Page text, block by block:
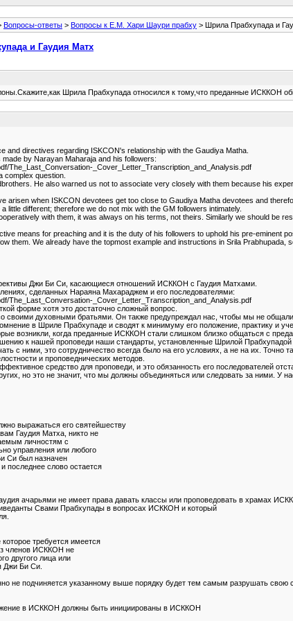
Вопросы-ответы > Вопросы к Е.М. Хари Шаури прабху > Шрила Прабхупада и
и Гаудия Матх
Шрила Прабхупада относился к тому,что преданные ИСККОН
and directives regarding ISKCON's relationship with the Gaudiya Matha.
by Narayan Maharaja and his followers:
The_Last_Conversation-_Cover_Letter_Transcription_and_Analysis.pdf
complex question.
He also warned us not to associate very closely with them because his
arisen when ISKCON devotees get too close to Gaudiya Matha devotees and
little different; therefore we do not mix with the GM followers intimately.
with them, it was always on his terms, not theirs. Similarly we should be
means for preaching and it is the duty of his followers to uphold his pre-
them. We already have the topmost example and instructions in Srila Prabhupada,
Джи Би Си, касающиеся отношений ИСККОН с Гаудия Матхами.
сделанных Нараяна Махараджем и его последователями:
The_Last_Conversation-_Cover_Letter_Transcription_and_Analysis.pdf
форме хотя это достаточно сложный вопрос.
своими духовными братьями. Он также предупреждал нас, чтобы мы не
в Шриле Прабхупаде и сводят к минимуму его положение, практику и
возникли, когда преданные ИСККОН стали слишком близко общаться с
к нашей проповеди наши стандарты, установленные Шрилой
с ними, это сотрудничество всегда было на его условиях, а не на их.
и проповеднических методов.
средство для проповеди, и это обязанность его последователей
но это не значит, что мы должны объединяться или следовать за ними.
выражаться его святейшеству
Гаудия Матха, никто не
личностям с
управления или любого
Си был назначен
слово остается
ачарьями не имеет права давать классы или проповедовать в храмах
Свами Прабхупады в вопросах ИСККОН и который
требуется имеется
членов ИСККОН не
другого лица или
Джи Би Си.
не подчиняется указанному выше порядку будет тем самым разрушать свою
в ИСККОН должны быть инициированы в ИСККОН